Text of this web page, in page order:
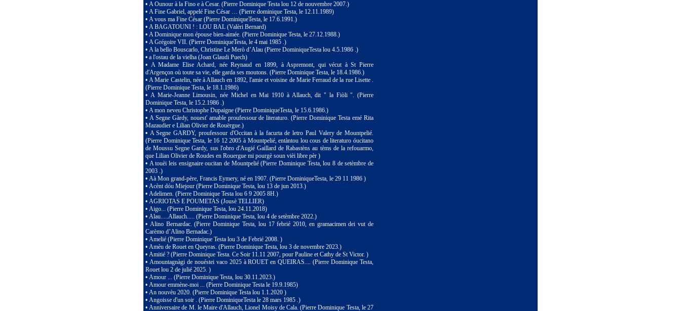
• A Ounour à la Fino e à Cesar. (Pierre Dominique Testa lou 12 de nouvembre 2007.)
• A Fine Gabriel, appelé Fine César … (Pierre dominique Testa, le 12.11.1989)
• A vous ma Fine César (Pierre DominiqueTesta, le 17.6.1991.)
• A BAGATOUNI ! : LOU BAL (Valèri Bernard)
• A Dominique mon épouse bien-aimée. (Pierre Dominique Testa, le 27.12.1988.)
• A Grégoire VII. (Pierre DominiqueTesta, le 4 mai 1985 .)
• A la bello Bouscarlo, Christine Le Merò d’Alau (Pierre DominiqueTesta lou 4.5.1986 .)
• a l'ostau de la vielha (Joan Glaudi Puech)
• A Madame Elise Achard, née Reynaud en 1899, à Aspremont, qui vécut à St Pierre
d'Argençon où toute sa vie, elle garda ses moutons. (Pierre Dominique Testa, le 18.4.1986.)
•A Marie Castelin, née à Allauch en 1892, l'amie et voisine de Marie Ferraud de la rue Lisette .
(Pierre Dominique Testa, le 18.1.1986)
• A Marie-Jeanne Limousin, née Michel en Mai 1910 à Allauch, dit " la Fiòli ". (Pierre
Dominique Testa, le 15.2.1986 .)
• A mon neveu Christophe Dupaigne (Pierre DominiqueTesta, le 15.6.1986.)
• A Segne Gàrdy, nouest' amable proufessour de literaturo. (Pierre Dominique Testa emé Rita
Mazaudier e Lilian Olivier de Rouërgue.)
• A Segne GARDY, proufessour d'Occitan à la facurta de letro Paul Valery de Mountpelié.
(Pierre Dominique Testa, le 16 12 2005 à Mountpelié, entàntou lou cous de literaturo óucitano
de Moussu Segne Gardy, sus l'obro d'Augié Gaillard de Rabastèns au tèms de la refouarmo,
que Lilian Olivier de Roudes en Rouergue mi pourgè soun vièi libre pèr )
• A touèi leis ensignaire oucitan de Mountpelié (Pierre Dominique Testa, lou 8 de setèmbre de
2003 .)
• Aà Mon grand-père, Francis Eymery, né en 1907. (Pierre DominiqueTesta, le 29 11 1986 )
• Acènt dóu Miejour (Pierre Dominique Testa, lou 13 de jun 2013.)
• Adelimen. (Pierre Dominique Testa lou 6 9 2005 8H.)
• AGRIOTAS E POUMETAS (Jousè TELLIER)
• Aigo... (Pierre Dominique Testa, lou 24.11.2018)
• Alau.....Allauch..... (Pierre Dominique Testa, lou 4 de setèmbre 2022.)
• Alino Bernardac. (Pierre Dominique Testa, lou 17 febrié 2010, en gramacimen dei vut de
Carèmo d’Alino Bernadac.)
• Amelié (Pierre Dominique Testa lou 3 de Febrié 2008. )
• Amèu de Rouet en Queyras. (Pierre Dominique Testa, lou 3 de novembre 2023.)
• Amitié ? (Pierre Dominique Testa. Ce Soir 11.11 2007, pour Pauline et Cathy de St Victor. )
• Amountagnàgi de nouéstei vaco 2025 à ROUET en QUEIRAS.... (Pierre Dominique Testa,
Rouet lou 2 de julié 2025. )
• Amour ... (Pierre Dominique Testa, lou 30.11.2023.)
• Amour emmène-moi ... (Pierre Dominique Testa le 19.9.1985)
• An nouvèu 2020. (Pierre Dominique Testa lou 1.1.2020 )
• Angoisse d'un soir . (Pierre DominiqueTesta le 28 mars 1985 .)
•Anniversaire de M. le Maire d'Allauch, Lionel Moisy de Cala. (Pierre Dominique Testa, le 27